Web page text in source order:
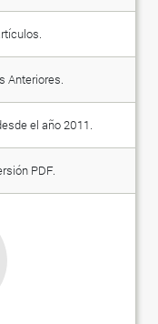
Anteriores.
el año 2011.
PDF.